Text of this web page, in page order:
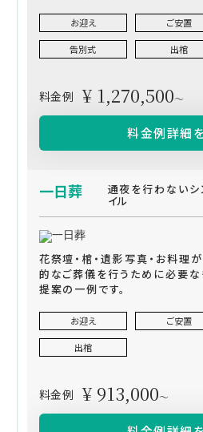
お迎え ご安置
告別式 出棺
料金例 ¥ 1,270,500～
料金例詳細
一日葬 通夜を行わない
イル
花祭壇・棺・遺影写真・お料理
的なご葬儀を行うために必要な
提案の一例です。
お迎え ご安置
出棺
料金例 ¥ 913,000～